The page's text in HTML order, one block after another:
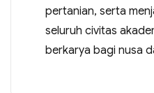
pertanian, serta
seluruh civitas
berkarya bagi nusa